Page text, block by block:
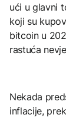
ući u glavni
koji su
bitcoin u
rastuća
Nekada
inflacije,